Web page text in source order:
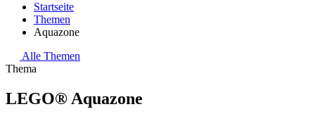
Startseite
Themen
Aquazone
Alle Themen
Thema
LEGO® Aquazone